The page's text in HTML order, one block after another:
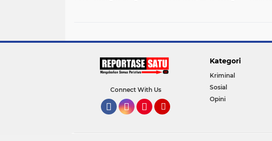
Connect With Us
Kategori
Kriminal
Sosial
Opini